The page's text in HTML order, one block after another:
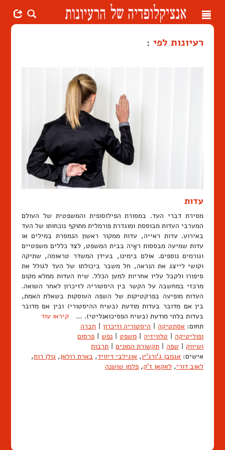
Toggle
רעיונות לפי :
עדות
מסירת דברי העד. במסורת הפילוסופית והמשפטית של העולם
המערבי העדות מבוססת ומוגדרת פורמלית מתוקף נוכחותו של העד
באירוע. עדות ראייה, עדות ממקור ראשון הנמסרת במילים או
עדות שמיעה מבססות ראָיה בבית המשפט, לצד כללים משפטיים
וגורמים נוספים. אולם בימינו, בעידן המשדר טראומה, שתיקה
וקושי לייצג את הנראה, חל משבר ביכולתו של העד לגולל את
סיפורו ולקבל עליו אחריות למען הכלל. שיח העדות ממלא מקום
מרכזי במחשבה על הקשר בין היסטוריה לזיכרון לאחר השואה.
העדות מופיעה בפרקטיקות של השפה העוסקות בשאלת האמת,
בין אם מדובר בעדות מודעת (בשיח ההיסטורי) ובין אם מדובר
בעדות בלתי מודעת (בשיח הפסיכואנליטי). … קיראו עוד
תחום: אסתטיקה | היסטוריה וזיכרון | חברה
ופוליטיקה | טלוויזיה | משפט | נפש | פרסום
ושיווק | שפה | תקשורת המונים | תרבות
אישים: אגמבן ג'ורג'יו, אוגילבי דיוויד, בארת רולאן, גולן רות,
לאוב דורי, לאקאן ז'ק, פלמן שושנה